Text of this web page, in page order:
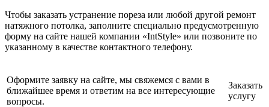
Чтобы заказать устранение пореза или любой другой ремонт
натяжного потолка, заполните специально предусмотренную
форму на сайте нашей компании «IntStyle» или позвоните по
указанному в качестве контактного телефону.
Оформите заявку на сайте, мы свяжемся с вами в
ближайшее время и ответим на все интересующие
вопросы.
Заказать
услугу